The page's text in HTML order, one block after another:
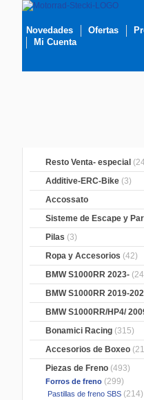
Novedades Ofertas
Mi Cuenta
Resto Venta- especial
Additive-ERC-Bike (3)
Accossato
Sisteme de Escape y
Pilas (3)
Ropa y Accesorios (42)
BMW S1000RR 2023-
BMW S1000RR 2019-
BMW S1000RR/HP4/
Bonamici Racing (315)
Accesorios de Boxeo
Piezas de Freno (493)
Forros de freno (299)
Pastillas de freno SBS (214)